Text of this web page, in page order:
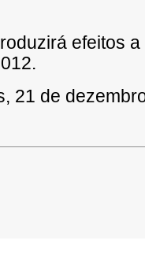
efeitos
21 de